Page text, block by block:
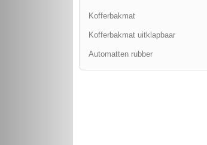
Kofferbakmat
Kofferbakmat uitklapbaar
Automatten rubber